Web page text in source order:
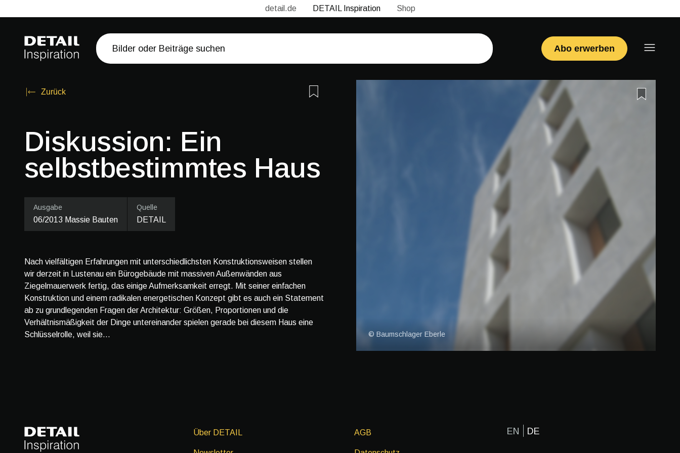
detail.de DETAIL Inspiration Shop
Abo erwerben
Zurück
Diskussion: Ein
selbstbestimmtes Haus
Ausgabe
06/2013 Massie Bauten
Quelle
DETAIL
Nach vielfältigen Erfahrungen mit unterschiedlichsten Konstruktionsweisen stellen
wir derzeit in Lustenau ein Bürogebäude mit massiven Außenwänden aus
Ziegelmauerwerk fertig, das einige Aufmerksamkeit erregt. Mit seiner einfachen
Konstruktion und einem radikalen energetischen Konzept gibt es auch ein Statement
ab zu grundlegenden Fragen der Architektur: Größen, Proportionen und die
Verhältnismäßigkeit der Dinge untereinander spielen gerade bei diesem Haus eine
Schlüsselrolle, weil sie...
© Baumschlager Eberle
Über DETAIL AGB EN DE